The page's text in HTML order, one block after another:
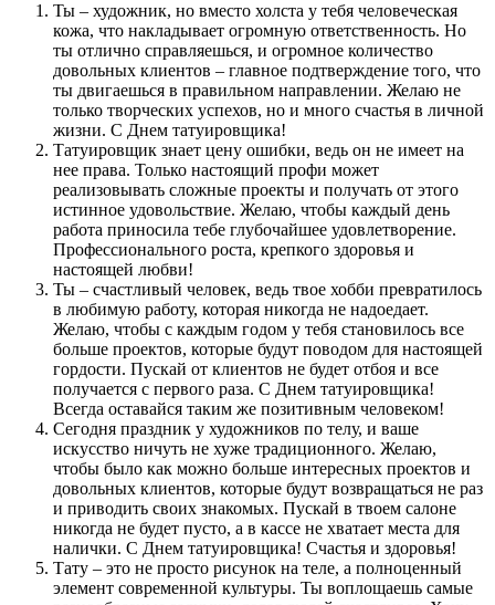
Ты – художник, но вместо холста у тебя человеческая
кожа, что накладывает огромную ответственность. Но
ты отлично справляешься, и огромное количество
довольных клиентов – главное подтверждение того, что
ты двигаешься в правильном направлении. Желаю не
только творческих успехов, но и много счастья в личной
жизни. С Днем татуировщика!
Татуировщик знает цену ошибки, ведь он не имеет на
нее права. Только настоящий профи может
реализовывать сложные проекты и получать от этого
истинное удовольствие. Желаю, чтобы каждый день
работа приносила тебе глубочайшее удовлетворение.
Профессионального роста, крепкого здоровья и
настоящей любви!
Ты – счастливый человек, ведь твое хобби превратилось
в любимую работу, которая никогда не надоедает.
Желаю, чтобы с каждым годом у тебя становилось все
больше проектов, которые будут поводом для настоящей
гордости. Пускай от клиентов не будет отбоя и все
получается с первого раза. С Днем татуировщика!
Всегда оставайся таким же позитивным человеком!
Сегодня праздник у художников по телу, и ваше
искусство ничуть не хуже традиционного. Желаю,
чтобы было как можно больше интересных проектов и
довольных клиентов, которые будут возвращаться не раз
и приводить своих знакомых. Пускай в твоем салоне
никогда не будет пусто, а в кассе не хватает места для
налички. С Днем татуировщика! Счастья и здоровья!
Тату – это не просто рисунок на теле, а полноценный
элемент современной культуры. Ты воплощаешь самые